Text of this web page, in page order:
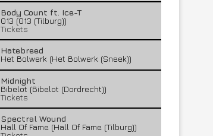
Body Count ft. Ice-T
013 (013 (Tilburg))
Tickets
Hatebreed
Het Bolwerk (Het Bolwerk (Sneek))
Midnight
Bibelot (Bibelot (Dordrecht))
Tickets
Spectral Wound
Hall Of Fame (Hall Of Fame (Tilburg))